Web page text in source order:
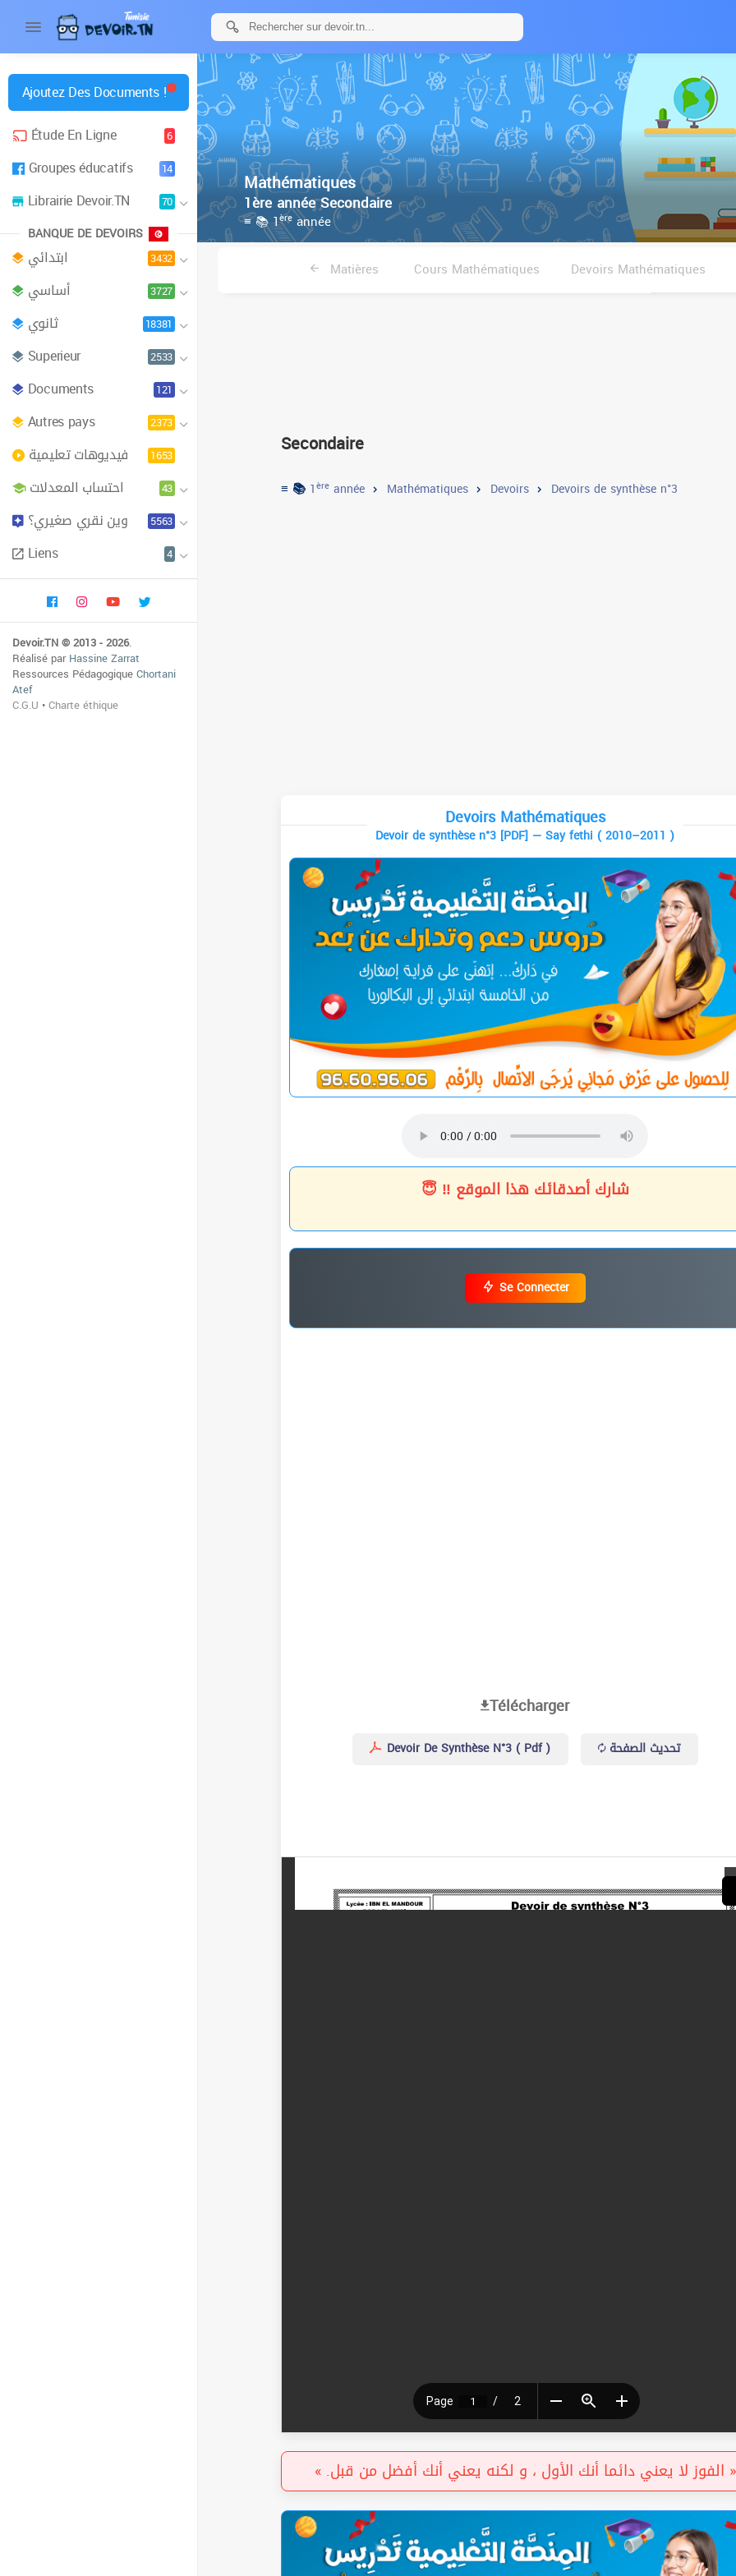
Ajoutez Des Documents !
Étude En Ligne
6
Groupes éducatifs 14
Librairie Devoir.TN 70
BANQUE DE DEVOIRS
ابتدائي 3432
أساسي 3727
ثانوي 18381
Superieur 2533
Documents 121
Autres pays 2373
فيديوهات تعليمية 1653
احتساب المعدلات 43
وين نقري صغيري؟ 5563
Liens 4
Devoir.TN © 2013 - 2026.
Réalisé parHassine Zarrat
Ressources PédagogiqueChortani
Atef
C.G.U •Charte éthique
Mathématiques
1ère année Secondaire
≡ 📚 1èreannée
Matières Cours Mathématiques Devoirs Mathématiques
Secondaire
≡ 📚 1ère année Mathématiques Devoirs Devoirs de synthèse n°3
Devoirs Mathématiques
Devoir de synthèse n°3 [PDF] — Say fethi ( 2010–2011 )
شارك أصدقائك هذا الموقع ‼ 😇
Se Connecter
Télécharger
Devoir De Synthèse N°3 ( Pdf ) تحديث الصفحة
« الفوز لا يعني دائما أنك الأول ، و لكنه يعني أنك أفضل من قبل. »